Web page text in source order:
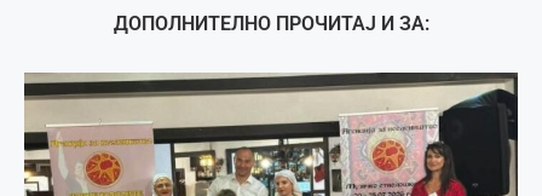
ДОПОЛНИТЕЛНО ПРОЧИТАЈ И ЗА: